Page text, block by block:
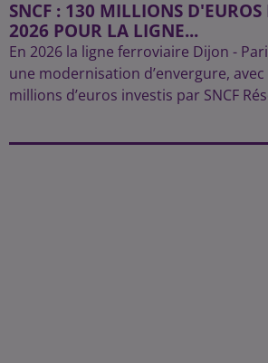
SNCF : 130 MILLIONS D'EUROS
2026 POUR LA LIGNE...
En 2026 la ligne ferroviaire Dijon -
une modernisation d’envergure,
millions d’euros investis par SNCF